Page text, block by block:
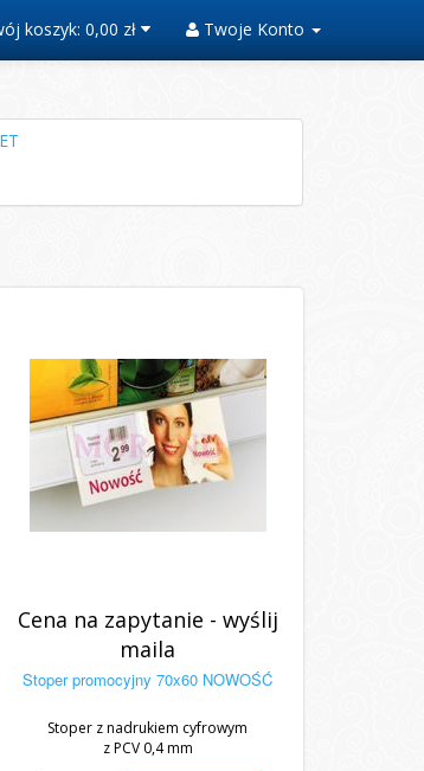
koszyk: 0,00 zł Twoje Konto
Cena na zapytanie - wyślij
maila
Stoper promocyjny 70x60 NOWOŚĆ
Stoper z nadrukiem cyfrowym
z PCV 0,4 mm